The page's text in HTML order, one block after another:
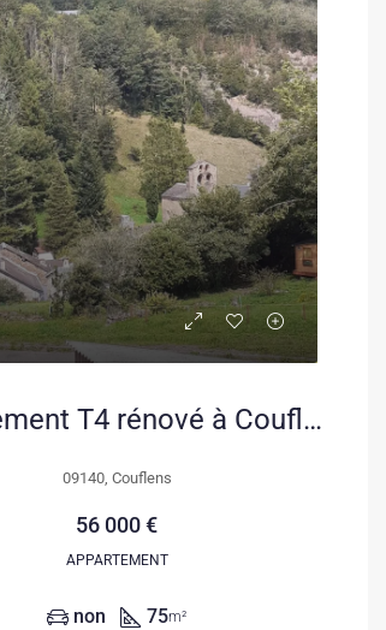
Appartement T4 rénové à Couflens, idéal résidence secondaire ou investissement
09140, Couflens
56 000 €
APPARTEMENT
non 75m²